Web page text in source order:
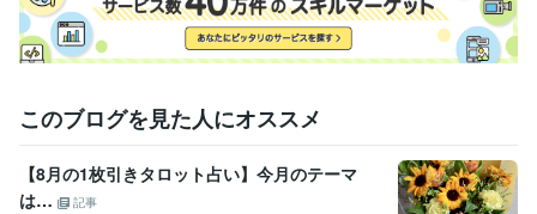
このブログを見た人にオススメ
【8月の1枚引きタロット占い】今月のテーマ
は…
記事